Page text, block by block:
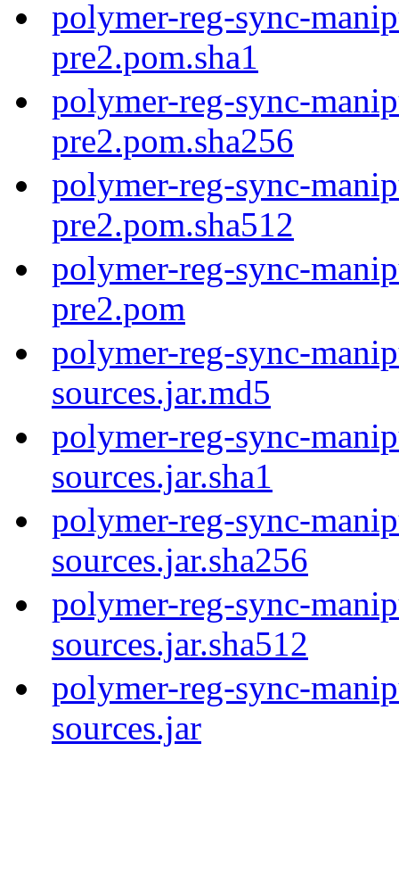
polymer-reg-sync-
pre2.pom.sha1
polymer-reg-sync-
pre2.pom.sha256
polymer-reg-sync-
pre2.pom.sha512
polymer-reg-sync-
pre2.pom
polymer-reg-sync-
sources.jar.md5
polymer-reg-sync-
sources.jar.sha1
polymer-reg-sync-
sources.jar.sha256
polymer-reg-sync-
sources.jar.sha512
polymer-reg-sync-
sources.jar